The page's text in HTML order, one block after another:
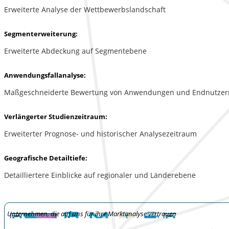
Erweiterte Analyse der Wettbewerbslandschaft
Segmenterweiterung:
Erweiterte Abdeckung auf Segmentebene
Anwendungsfallanalyse:
Maßgeschneiderte Bewertung von Anwendungen und
Verlängerter Studienzeitraum:
Erweiterter Prognose- und historischer Analysezeitraum
Geografische Detailtiefe:
Detailliertere Einblicke auf regionaler und Länderebene
Unternehmen, die auf uns für ihre Marktanalyse vertrauen